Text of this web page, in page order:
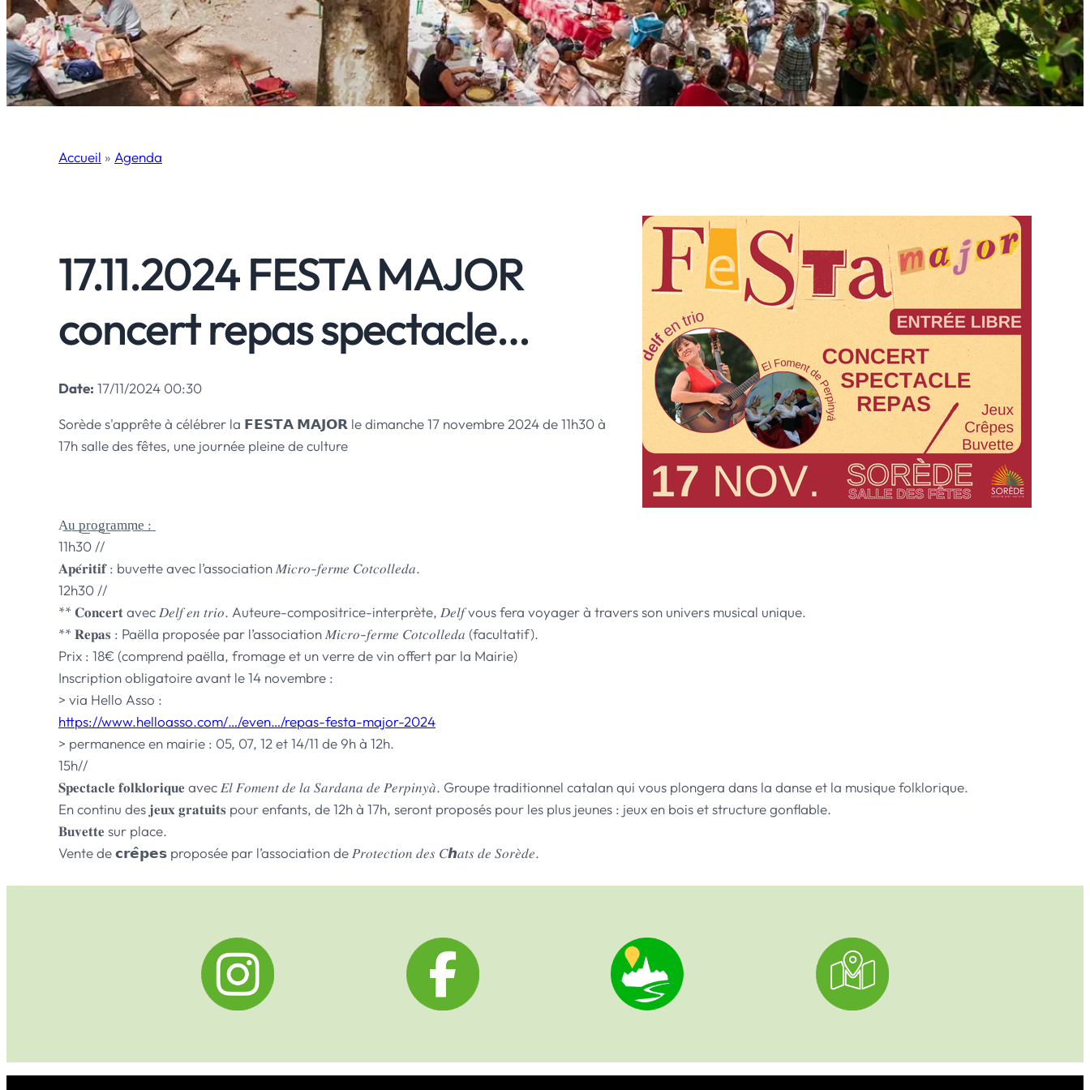
Accueil » Agenda
17.11.2024 FESTA MAJOR
concert repas spectacle…
Date: 17/11/2024 00:30
Sorède s'apprête à célébrer la 𝗙𝗘𝗦𝗧𝗔 𝗠𝗔𝗝𝗢𝗥 le dimanche 17 novembre 2024 de 11h30 à
17h salle des fêtes, une journée pleine de culture
A͟u͟ ͟p͟r͟o͟g͟r͟a͟m͟m͟e͟ ͟:
11h30 //
𝐀𝐩𝐞́𝐫𝐢𝐭𝐢𝐟 : buvette avec l’association 𝑀𝑖𝑐𝑟𝑜-𝑓𝑒𝑟𝑚𝑒 𝐶𝑜𝑡𝑐𝑜𝑙𝑙𝑒𝑑𝑎.
12h30 //
** 𝐂𝐨𝐧𝐜𝐞𝐫𝐭 avec 𝐷𝑒𝑙𝑓 𝑒𝑛 𝑡𝑟𝑖𝑜. Auteure-compositrice-interprète, 𝐷𝑒𝑙𝑓 vous fera voyager à travers son univers musical unique.
** 𝐑𝐞𝐩𝐚𝐬 : Paëlla proposée par l’association 𝑀𝑖𝑐𝑟𝑜-𝑓𝑒𝑟𝑚𝑒 𝐶𝑜𝑡𝑐𝑜𝑙𝑙𝑒𝑑𝑎 (facultatif).
Prix : 18€ (comprend paëlla, fromage et un verre de vin offert par la Mairie)
Inscription obligatoire avant le 14 novembre :
> via Hello Asso :
https://www.helloasso.com/…/even…/repas-festa-major-2024
> permanence en mairie : 05, 07, 12 et 14/11 de 9h à 12h.
15h//
𝐒𝐩𝐞𝐜𝐭𝐚𝐜𝐥𝐞 𝐟𝐨𝐥𝐤𝐥𝐨𝐫𝐢𝐪𝐮𝐞 avec 𝐸𝑙 𝐹𝑜𝑚𝑒𝑛𝑡 𝑑𝑒 𝑙𝑎 𝑆𝑎𝑟𝑑𝑎𝑛𝑎 𝑑𝑒 𝑃𝑒𝑟𝑝𝑖𝑛𝑦𝑎̀. Groupe traditionnel catalan qui vous plongera dans la danse et la musique folklorique.
En continu des 𝐣𝐞𝐮𝐱 𝐠𝐫𝐚𝐭𝐮𝐢𝐭𝐬 pour enfants, de 12h à 17h, seront proposés pour les plus jeunes : jeux en bois et structure gonflable.
𝐁𝐮𝐯𝐞𝐭𝐭𝐞 sur place.
Vente de 𝗰𝗿𝗲̂𝗽𝗲𝘀 proposée par l’association de 𝑃𝑟𝑜𝑡𝑒𝑐𝑡𝑖𝑜𝑛 𝑑𝑒𝑠 𝐶ℎ𝑎𝑡𝑠 𝑑𝑒 𝑆𝑜𝑟𝑒̀𝑑𝑒.